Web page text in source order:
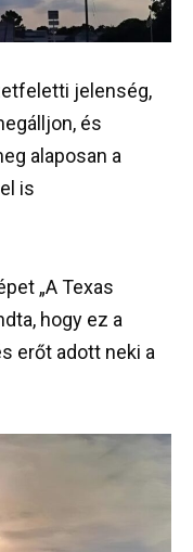
jelenség,
és
alaposan a
is
„A Texas
hogy ez a
erőt adott neki a